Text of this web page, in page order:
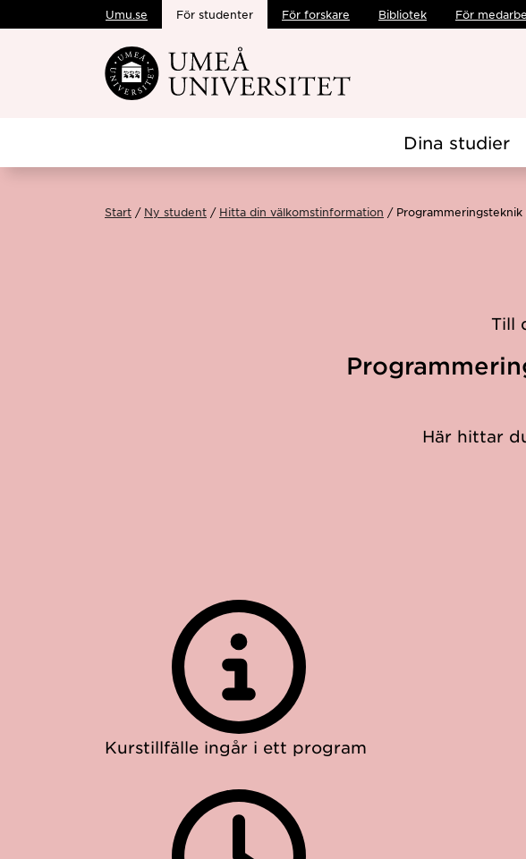
Hoppa direkt till innehållet
Umu.se För studenter För forskare Bibliotek För
Dina studier
Start Ny student Hitta din välkomstinformation
Till
Här hittar
Kurstillfälle ingår i ett program